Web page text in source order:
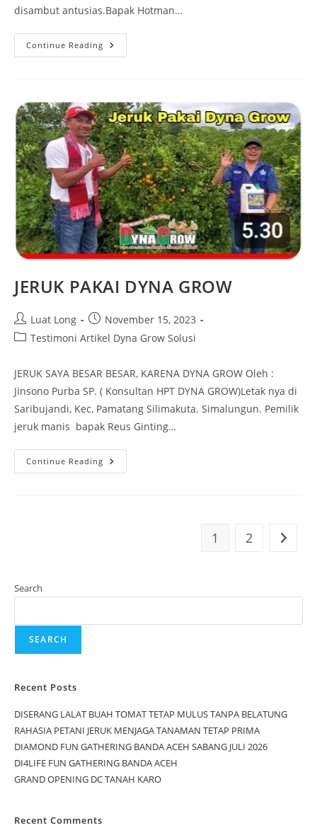
disambut antusias.Bapak Hotman…
Continue Reading
JERUK PAKAI DYNA GROW
Luat Long
November 15, 2023
Testimoni Artikel Dyna Grow Solusi
JERUK SAYA BESAR BESAR, KARENA DYNA GROW Oleh :
Jinsono Purba SP. ( Konsultan HPT DYNA GROW)Letak nya di
Saribujandi, Kec, Pamatang Silimakuta. Simalungun. Pemilik
jeruk manis bapak Reus Ginting…
Continue Reading
1 2
Search
SEARCH
Recent Posts
DISERANG LALAT BUAH TOMAT TETAP MULUS TANPA BELATUNG
RAHASIA PETANI JERUK MENJAGA TANAMAN TETAP PRIMA
DIAMOND FUN GATHERING BANDA ACEH SABANG JULI 2026
DI4LIFE FUN GATHERING BANDA ACEH
GRAND OPENING DC TANAH KARO
Recent Comments